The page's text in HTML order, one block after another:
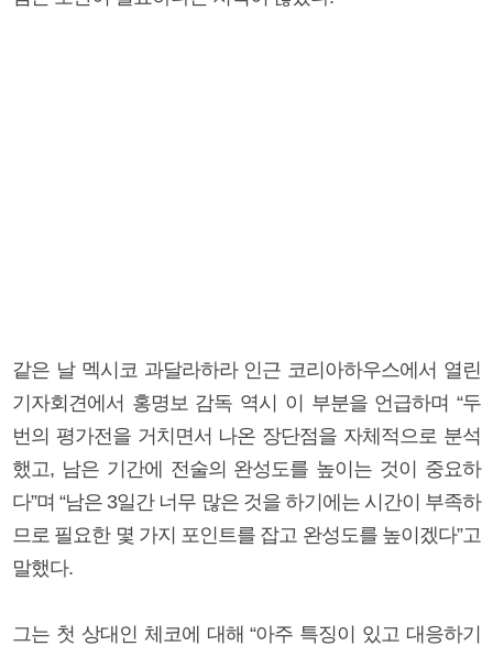
같은 날 멕시코 과달라하라 인근 코리아하우스에서 열린
기자회견에서 홍명보 감독 역시 이 부분을 언급하며 “두
번의 평가전을 거치면서 나온 장단점을 자체적으로 분석
했고, 남은 기간에 전술의 완성도를 높이는 것이 중요하
다”며 “남은 3일간 너무 많은 것을 하기에는 시간이 부족하
므로 필요한 몇 가지 포인트를 잡고 완성도를 높이겠다”고
말했다.
그는 첫 상대인 체코에 대해 “아주 특징이 있고 대응하기